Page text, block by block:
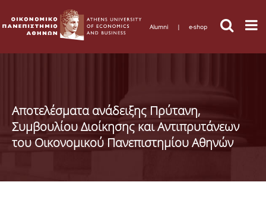
Alumni | e-shop
Αποτελέσματα ανάδειξης Πρύτανη,
Συμβουλίου Διοίκησης και Αντιπρυτάνεων
του Οικονομικού Πανεπιστημίου Αθηνών